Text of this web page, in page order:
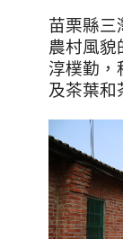
苗栗縣三
農村風貌
淳樸勤，
及茶葉和